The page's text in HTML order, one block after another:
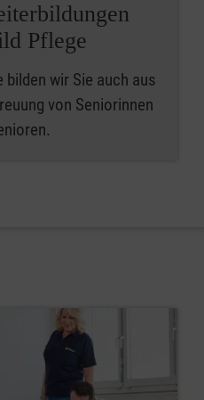
Pflege
wir Sie auch aus
von Seniorinnen